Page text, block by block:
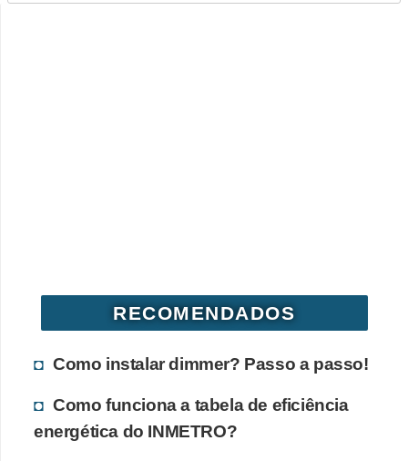
RECOMENDADOS
Como instalar dimmer? Passo a passo!
Como funciona a tabela de eficiência
energética do INMETRO?